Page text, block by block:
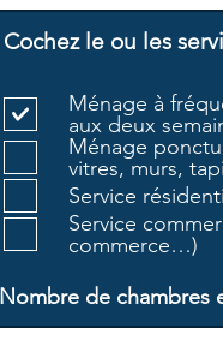
Cochez le ou les
Ménage à
aux deux
Ménage
vitres, murs,
Service
Service
commerce…)
Nombre de chambres